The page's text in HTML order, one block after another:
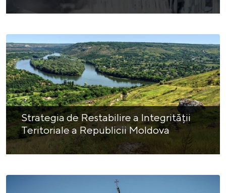
Strategia de Restabilire a Integrității
Teritoriale a Republicii Moldova